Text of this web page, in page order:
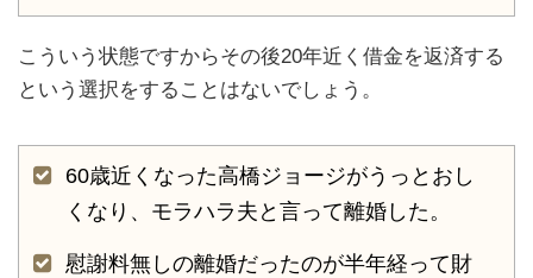
こういう状態ですからその後20年近く借金を返済する
という選択をすることはないでしょう。
60歳近くなった高橋ジョージがうっとおし
くなり、モラハラ夫と言って離婚した。
慰謝料無しの離婚だったのが半年経って財